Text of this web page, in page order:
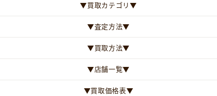
▼買取カテゴリ▼
▼査定方法▼
▼買取方法▼
▼店舗一覧▼
▼買取価格表▼